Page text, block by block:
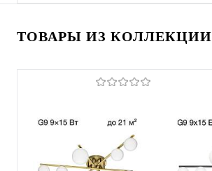
ТОВАРЫ ИЗ КОЛЛЕКЦИИ